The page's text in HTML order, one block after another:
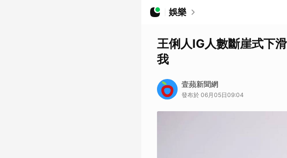
娛樂
王俐人IG人數斷崖式下
我
壹蘋新聞網
發布於 06月05日09:04